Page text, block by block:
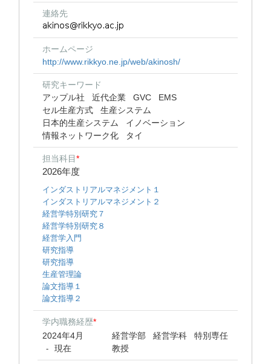
連絡先
ホームページ
http://www.rikkyo.ne.jp/web/akinosh/
研究キーワード
アップル社
近代企業 GVC
EMS
セル生産方式
生産システム
日本的生産システム
イノベーション
情報ネットワーク化
タイ
担当科目*
2026年度
インダストリアルマネジメント１
インダストリアルマネジメント２
経営学特別研究７
経営学特別研究８
経営学入門
研究指導
研究指導
生産管理論
論文指導１
論文指導２
学内職務経歴*
2024年4月
- 現在
経営学部 経営学科 特別専任
教授